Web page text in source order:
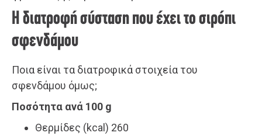
Η διατροφή σύσταση που έχει το σιρόπι
σφενδάμου
Ποια είναι τα διατροφικά στοιχεία του
σφενδάμου όμως;
Ποσότητα ανά 100 g
Θερμίδες (kcal) 260